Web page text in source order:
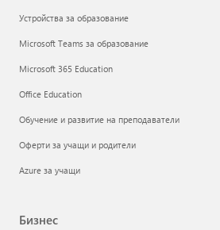
Устройства за образование
Microsoft Teams за образование
Microsoft 365 Education
Office Education
Обучение и развитие на преподаватели
Оферти за учащи и родители
Azure за учащи
Бизнес